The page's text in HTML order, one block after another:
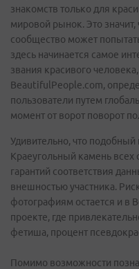
знакомств только для
мировой рынок. Это значит,
сообщество может
здесь начинается самое
звания красивого
BeautifulPeople.com,
пользователи путем
момент от ворот поворот
Удивительно, что
Краеугольный камень всех
гарантий соответствия
внешностью участника.
фотографиям остается и в
проекте, где
фетиша, процент
Помимо возможности